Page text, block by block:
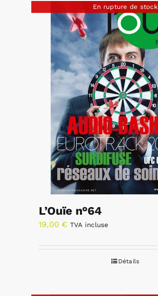
En rupture de stock
L’Ouïe n°64
19,00 € TVA incluse
Détails